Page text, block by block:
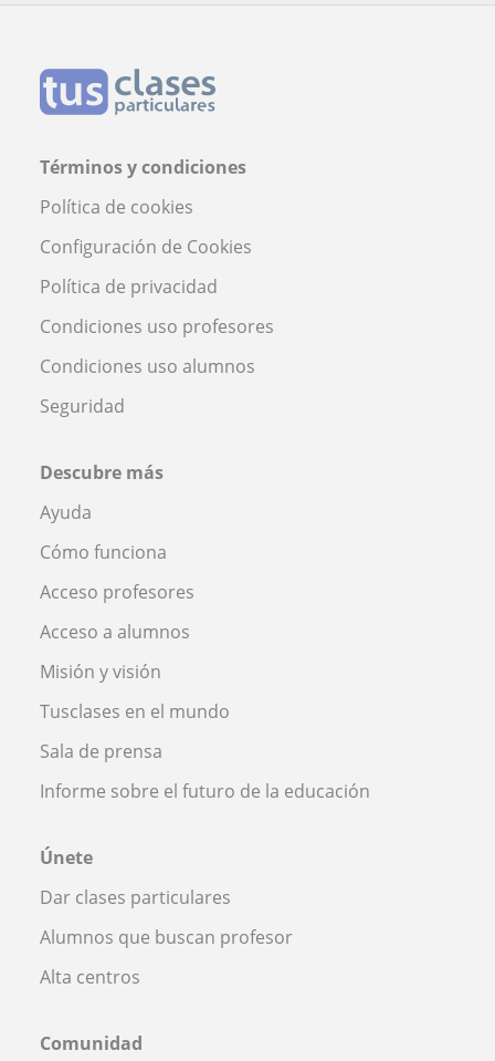
Términos y condiciones
Política de cookies
Configuración de Cookies
Política de privacidad
Condiciones uso profesores
Condiciones uso alumnos
Seguridad
Descubre más
Ayuda
Cómo funciona
Acceso profesores
Acceso a alumnos
Misión y visión
Tusclases en el mundo
Sala de prensa
Informe sobre el futuro de la educación
Únete
Dar clases particulares
Alumnos que buscan profesor
Alta centros
Comunidad